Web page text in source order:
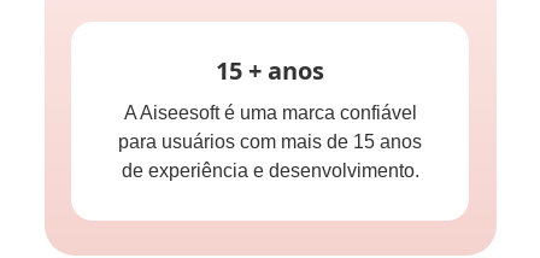
15 + anos
A Aiseesoft é uma marca confiável
para usuários com mais de 15 anos
de experiência e desenvolvimento.